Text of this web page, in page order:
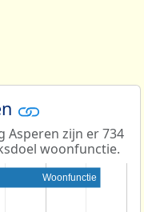
zijn er 734
woonfunctie.
Woonfunctie